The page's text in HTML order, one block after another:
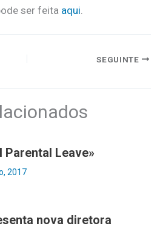
ser feita aqui
SEGUINTE
Parental Leave»
2017
nova diretora